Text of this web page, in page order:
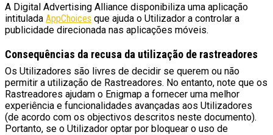
A Digital Advertising Alliance disponibiliza uma aplicação
intitulada AppChoices que ajuda o Utilizador a controlar a
publicidade direcionada nas aplicações móveis.
Consequências da recusa da utilização de rastreadores
Os Utilizadores são livres de decidir se querem ou não
permitir a utilização de Rastreadores. No entanto, note que os
Rastreadores ajudam o Enigmap a fornecer uma melhor
experiência e funcionalidades avançadas aos Utilizadores
(de acordo com os objectivos descritos neste documento).
Portanto, se o Utilizador optar por bloquear o uso de